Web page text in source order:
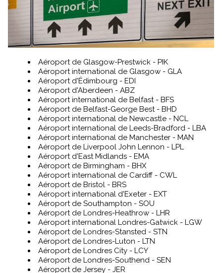
Aéroport de Glasgow-Prestwick - PIK
Aéroport international de Glasgow - GLA
Aéroport d'Édimbourg - EDI
Aéroport d'Aberdeen - ABZ
Aéroport international de Belfast - BFS
Aéroport de Belfast-George Best - BHD
Aéroport international de Newcastle - NCL
Aéroport international de Leeds-Bradford - LBA
Aéroport international de Manchester - MAN
Aéroport de Liverpool John Lennon - LPL
Aéroport d'East Midlands - EMA
Aéroport de Birmingham - BHX
Aéroport international de Cardiff - CWL
Aéroport de Bristol - BRS
Aéroport international d'Exeter - EXT
Aéroport de Southampton - SOU
Aéroport de Londres-Heathrow - LHR
Aéroport international Londres-Gatwick - LGW
Aéroport de Londres-Stansted - STN
Aéroport de Londres-Luton - LTN
Aéroport de Londres City - LCY
Aéroport de Londres-Southend - SEN
Aéroport de Jersey - JER